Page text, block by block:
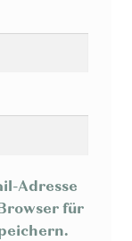
Adresse
für